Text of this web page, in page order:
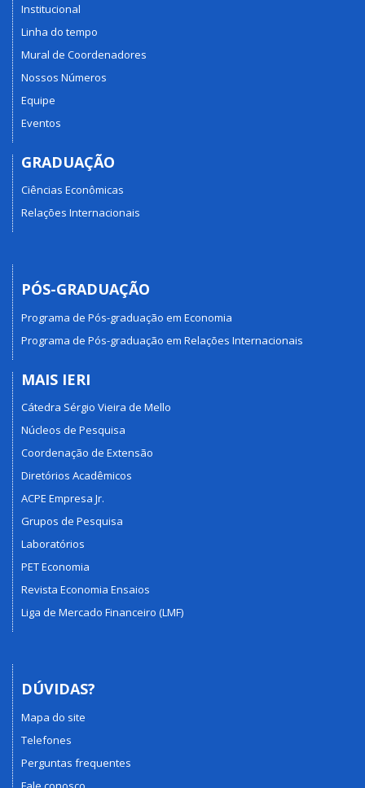
Institucional
Linha do tempo
Mural de Coordenadores
Nossos Números
Equipe
Eventos
GRADUAÇÃO
Ciências Econômicas
Relações Internacionais
PÓS-GRADUAÇÃO
Programa de Pós-graduação em Economia
Programa de Pós-graduação em Relações Internacionais
MAIS IERI
Cátedra Sérgio Vieira de Mello
Núcleos de Pesquisa
Coordenação de Extensão
Diretórios Acadêmicos
ACPE Empresa Jr.
Grupos de Pesquisa
Laboratórios
PET Economia
Revista Economia Ensaios
Liga de Mercado Financeiro (LMF)
DÚVIDAS?
Mapa do site
Telefones
Perguntas frequentes